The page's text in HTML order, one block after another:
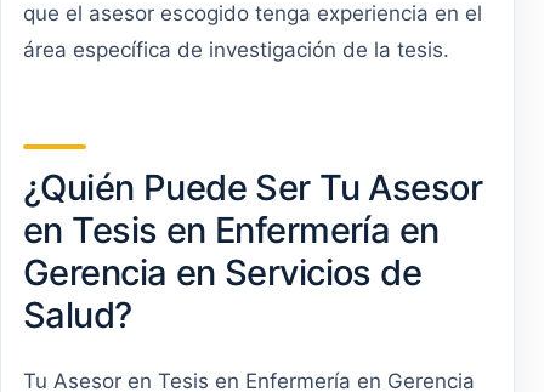
que el asesor escogido tenga experiencia en el
área específica de investigación de la tesis.
¿Quién Puede Ser Tu Asesor
en Tesis en Enfermería en
Gerencia en Servicios de
Salud?
Tu Asesor en Tesis en Enfermería en Gerencia